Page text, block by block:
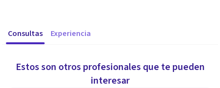
Consultas Experiencia
Estos son otros profesionales que te pueden
interesar